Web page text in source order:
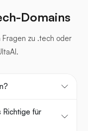
Domains
zu .tech oder
Richtige für